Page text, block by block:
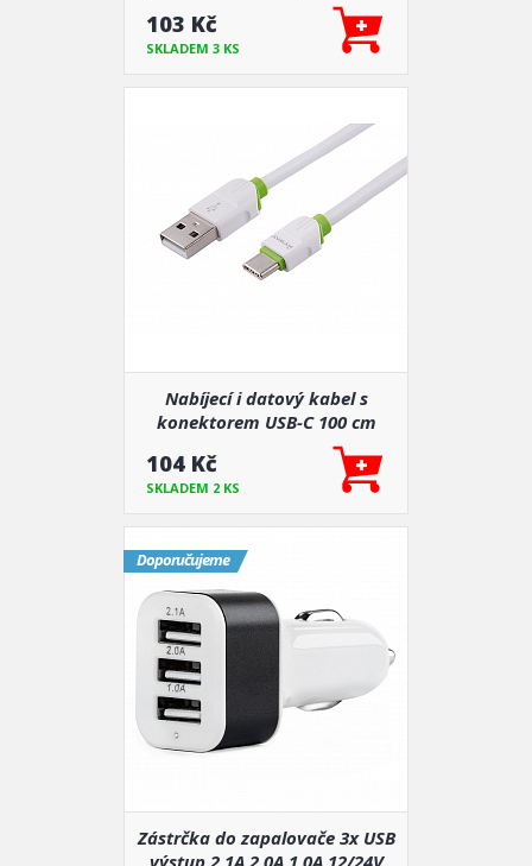
103 Kč
SKLADEM 3 KS
Nabíjecí i datový kabel s
konektorem USB-C 100 cm
104 Kč
SKLADEM 2 KS
Doporučujeme
Zástrčka do zapalovače 3x USB
výstup 2,1A 2,0A 1,0A 12/24V